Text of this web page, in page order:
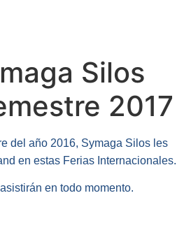
Silos
2017
del año 2016, Symaga Silos les
en estas Ferias Internacionales.
en todo momento.